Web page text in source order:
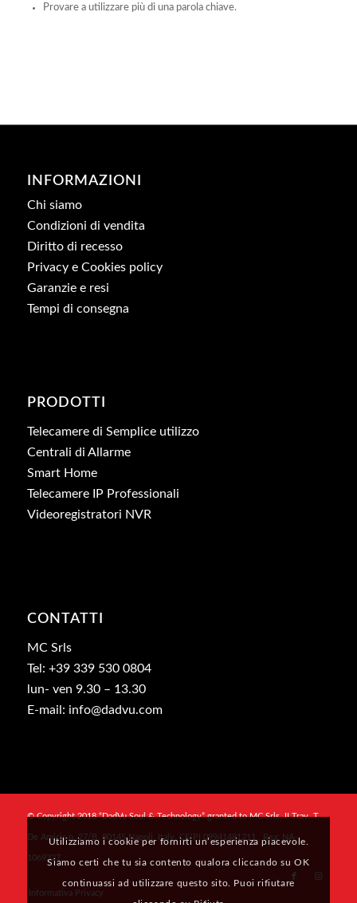
Provare a utilizzare più di una parola chiave.
INFORMAZIONI
Chi siamo
Condizioni di vendita
Diritto di recesso
Privacy e Cookies policy
Garanzie e resi
Tempi di consegna
PRODOTTI
Telecamere di Semplice utilizzo
Centrali di Allarme
Smart Home
Telecamere IP Professionali
Videoregistratori NVR
CONTATTI
MC Srls
Tel: +39 339 530 0804
lun- ven 9.30 – 13.30
E-mail: info@dadvu.com
© Copyright 2018 “DadVu Soul & Technology” granted to MC Srls, II Trav. T.
De Amicis n. 27/B, 80145 Napoli, Italy, CF/PI 09941481211 , Rea: NA-
1069327
Informativa Privacy
Utilizziamo i cookie per fornirti un’esperienza piacevole.
Siamo certi che tu sia contento qualora cliccando su OK
continuassi ad utilizzare questo sito. Puoi rifiutare